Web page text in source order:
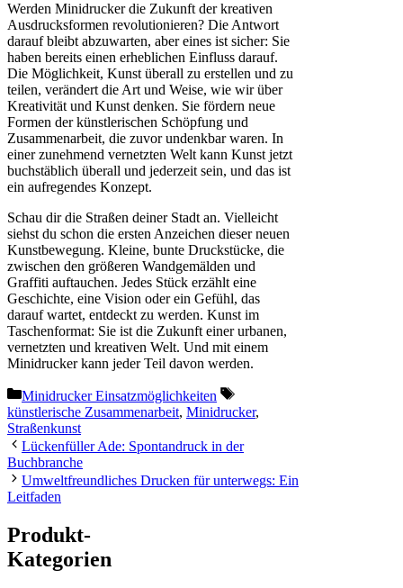
Werden Minidrucker die Zukunft der kreativen
Ausdrucksformen revolutionieren? Die Antwort
darauf bleibt abzuwarten, aber eines ist sicher: Sie
haben bereits einen erheblichen Einfluss darauf.
Die Möglichkeit, Kunst überall zu erstellen und zu
teilen, verändert die Art und Weise, wie wir über
Kreativität und Kunst denken. Sie fördern neue
Formen der künstlerischen Schöpfung und
Zusammenarbeit, die zuvor undenkbar waren. In
einer zunehmend vernetzten Welt kann Kunst jetzt
buchstäblich überall und jederzeit sein, und das ist
ein aufregendes Konzept.
Schau dir die Straßen deiner Stadt an. Vielleicht
siehst du schon die ersten Anzeichen dieser neuen
Kunstbewegung. Kleine, bunte Druckstücke, die
zwischen den größeren Wandgemälden und
Graffiti auftauchen. Jedes Stück erzählt eine
Geschichte, eine Vision oder ein Gefühl, das
darauf wartet, entdeckt zu werden. Kunst im
Taschenformat: Sie ist die Zukunft einer urbanen,
vernetzten und kreativen Welt. Und mit einem
Minidrucker kann jeder Teil davon werden.
Kategorien
Minidrucker Einsatzmöglichkeiten
Schlagwörter
künstlerische Zusammenarbeit, Minidrucker,
Straßenkunst
Lückenfüller Ade: Spontandruck in der
Buchbranche
Umweltfreundliches Drucken für unterwegs: Ein
Leitfaden
Produkt-
Kategorien